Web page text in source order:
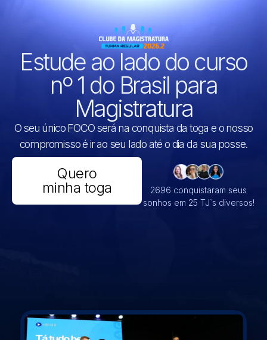
Estude ao lado do curso
nº 1 do Brasil para
Magistratura
O seu único FOCO será na conquista da toga e o nosso
compromisso é ir ao seu lado até o dia da sua posse.
Quero
minha toga
2696 conquistaram seus
sonhos em 25 TJ`s diversos!